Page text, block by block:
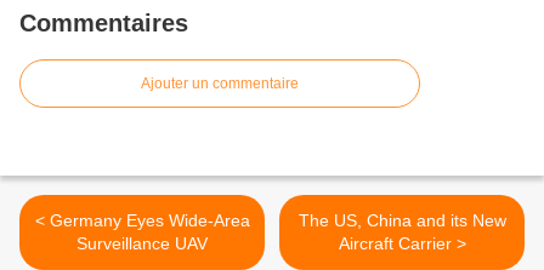
Commentaires
Ajouter un commentaire
< Germany Eyes Wide-Area
Surveillance UAV
The US, China and its New
Aircraft Carrier >